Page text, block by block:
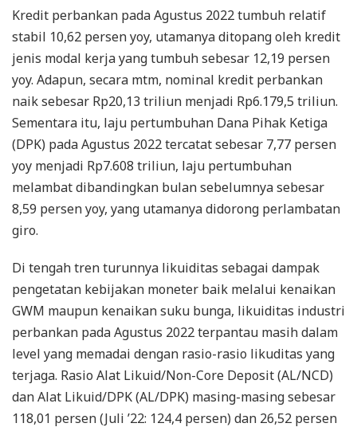
Kredit perbankan pada Agustus 2022 tumbuh relatif
stabil 10,62 persen yoy, utamanya ditopang oleh kredit
jenis modal kerja yang tumbuh sebesar 12,19 persen
yoy. Adapun, secara mtm, nominal kredit perbankan
naik sebesar Rp20,13 triliun menjadi Rp6.179,5 triliun.
Sementara itu, laju pertumbuhan Dana Pihak Ketiga
(DPK) pada Agustus 2022 tercatat sebesar 7,77 persen
yoy menjadi Rp7.608 triliun, laju pertumbuhan
melambat dibandingkan bulan sebelumnya sebesar
8,59 persen yoy, yang utamanya didorong perlambatan
giro.
Di tengah tren turunnya likuiditas sebagai dampak
pengetatan kebijakan moneter baik melalui kenaikan
GWM maupun kenaikan suku bunga, likuiditas industri
perbankan pada Agustus 2022 terpantau masih dalam
level yang memadai dengan rasio-rasio likuditas yang
terjaga. Rasio Alat Likuid/Non-Core Deposit (AL/NCD)
dan Alat Likuid/DPK (AL/DPK) masing-masing sebesar
118,01 persen (Juli ’22: 124,4 persen) dan 26,52 persen